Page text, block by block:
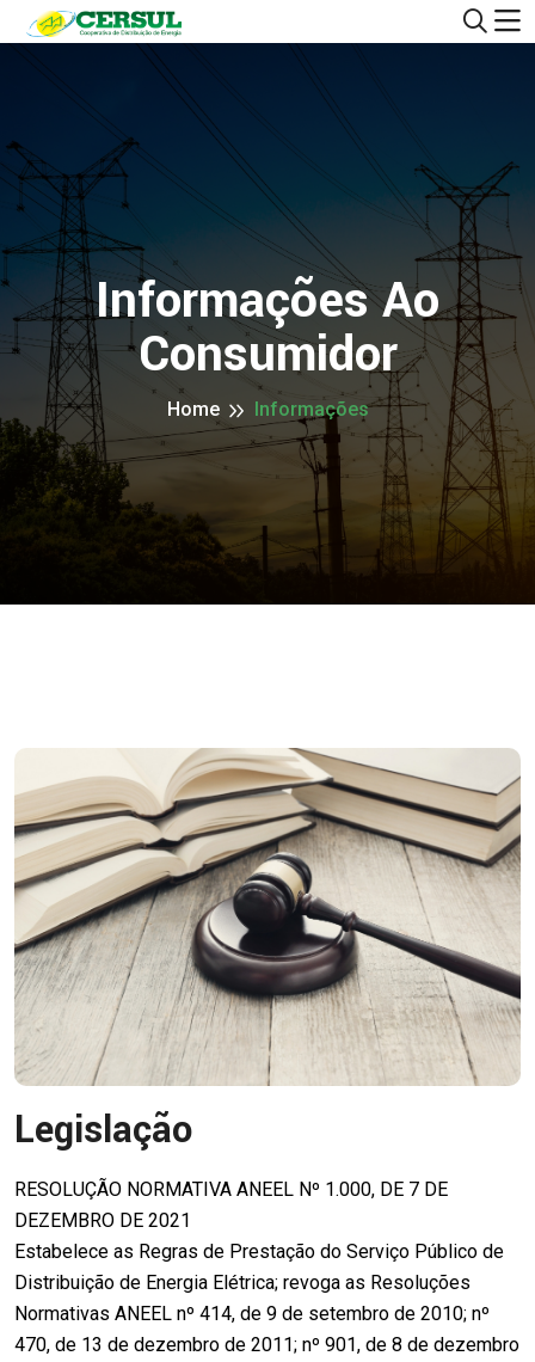
Informações Ao
Consumidor
Home Informações
Legislação
RESOLUÇÃO NORMATIVA ANEEL Nº 1.000, DE 7 DE
DEZEMBRO DE 2021
Estabelece as Regras de Prestação do Serviço Público de
Distribuição de Energia Elétrica; revoga as Resoluções
Normativas ANEEL nº 414, de 9 de setembro de 2010; nº
470, de 13 de dezembro de 2011; nº 901, de 8 de dezembro